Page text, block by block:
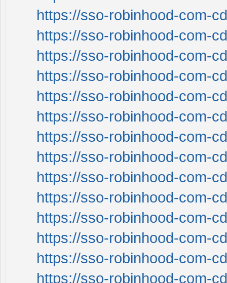
https://sso-robinhood-com-
https://sso-robinhood-com-
https://sso-robinhood-com-
https://sso-robinhood-com-
https://sso-robinhood-com-
https://sso-robinhood-com-
https://sso-robinhood-com-
https://sso-robinhood-com-
https://sso-robinhood-com-
https://sso-robinhood-com-
https://sso-robinhood-com-
https://sso-robinhood-com-
https://sso-robinhood-com-
https://sso-robinhood-com-